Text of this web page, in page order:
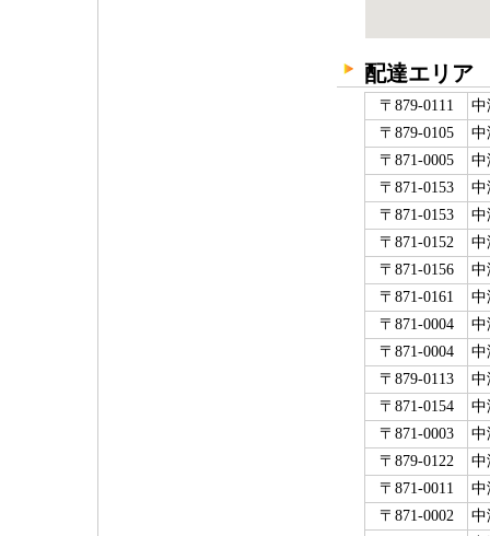
配達エリア
〒879-0111
中
〒879-0105
中
〒871-0005
中
〒871-0153
中
〒871-0153
中
〒871-0152
中
〒871-0156
中
〒871-0161
中
〒871-0004
中
〒871-0004
中
〒879-0113
中
〒871-0154
中
〒871-0003
中
〒879-0122
中
〒871-0011
中
〒871-0002
中